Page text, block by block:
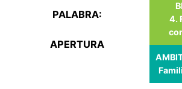
PALABRA:
APERTURA
4.